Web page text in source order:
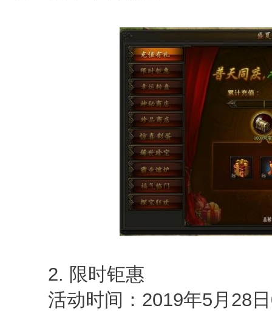
2. 限时钜惠
活动时间：2019年5月28